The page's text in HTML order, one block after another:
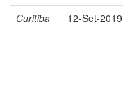
Curitiba 12-Set-2019